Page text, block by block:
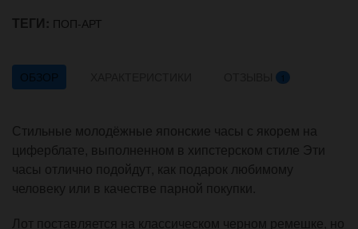
ТЕГИ: ПОП-АРТ
ОБЗОР 1
Стильные молодёжные японские часы с якорем на
циферблате, выполненном в хипстерском стиле Эти
часы отлично подойдут, как подарок любимому
человеку или в качестве парной покупки.
Лот поставляется на классическом черном ремешке, но